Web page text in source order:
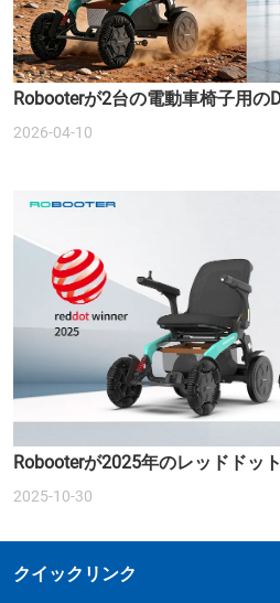
Robooterが2台の電動車椅子用の
しました。
2026-04-10
Robooterが2025年のレッドドッ
し、スマートモビリティの未来を
2025-10-30
クイックリンク